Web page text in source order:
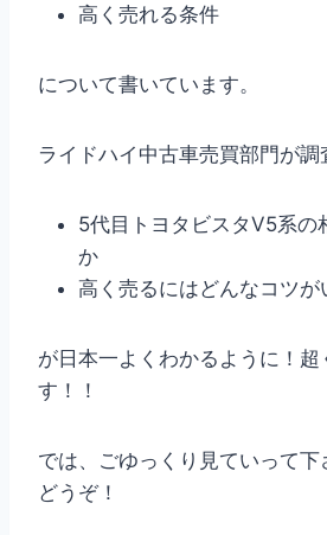
高く売れる条件
について書いています。
ライドハイ中古車売買部門が調
5代目トヨタビスタV5系の
か
高く売るにはどんなコツが
が日本一よくわかるように！超
す！！
では、ごゆっくり見ていって下
どうぞ！